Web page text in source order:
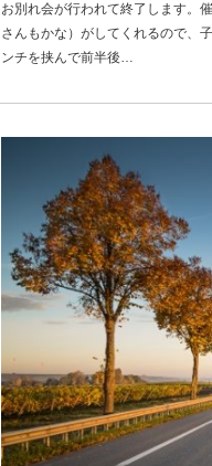
お別れ会が行われて終了します。
さんもかな）がしてくれるので、
ンチを挟んで前半後…